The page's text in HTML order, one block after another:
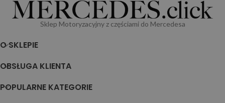
Sklep Motoryzacyjny z częściami do Mercedesa
O SKLEPIE
OBSŁUGA KLIENTA
POPULARNE KATEGORIE